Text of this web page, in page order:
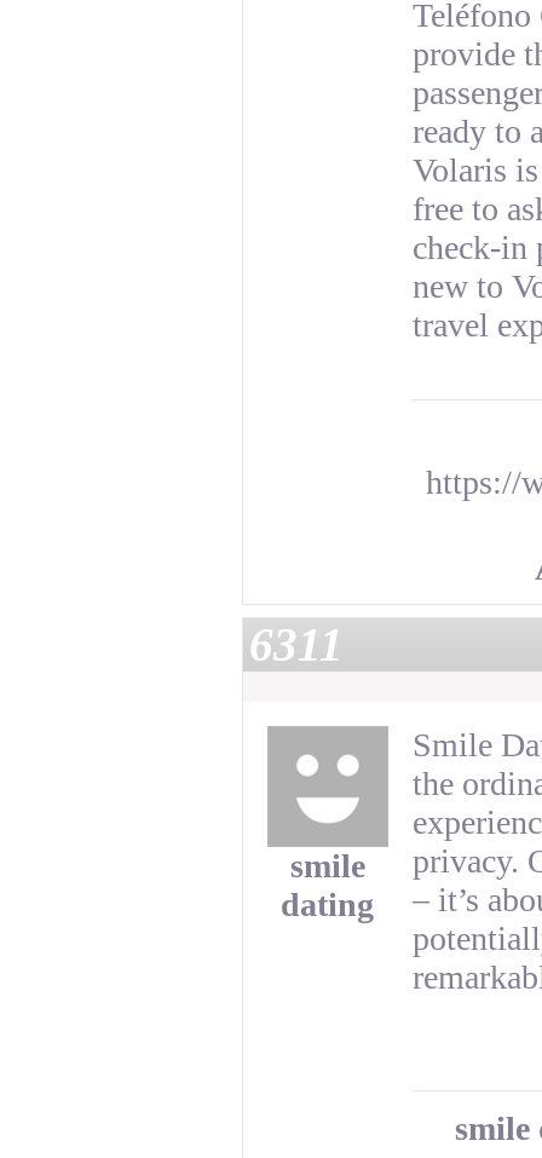
Teléfono
provide
ready to
Volaris
free to
check-in
new to
travel
https://
6311
smile
dating
Smile
the
privacy.
– it’s